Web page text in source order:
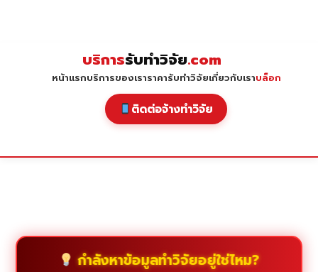
บริการรับทำวิจัย.com
หน้าแรกบริการของเราราคารับทำวิจัยเกี่ยวกับเราบล็อก
ติดต่อจ้างทำวิจัย
กำลังหาข้อมูลทำวิจัยอยู่ใช่ไหม?